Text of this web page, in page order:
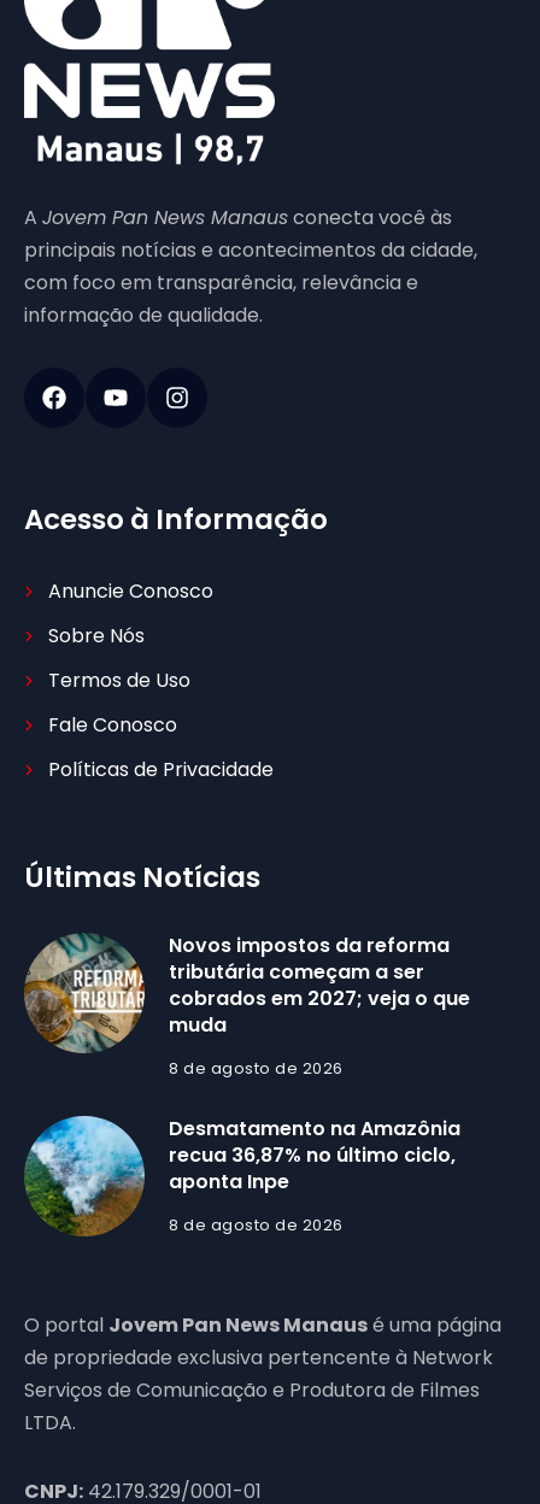
A Jovem Pan News Manausconecta você às
principais notícias e acontecimentos da cidade,
com foco em transparência, relevância e
informação de qualidade.
Acesso à Informação
Anuncie Conosco
Sobre Nós
Termos de Uso
Fale Conosco
Políticas de Privacidade
Últimas Notícias
Novos impostos da reforma
tributária começam a ser
cobrados em 2027; veja o que
muda
8 de agosto de 2026
Desmatamento na Amazônia
recua 36,87% no último ciclo,
aponta Inpe
8 de agosto de 2026
O portal Jovem Pan News Manausé uma página
de propriedade exclusiva pertencente à Network
Serviços de Comunicação e Produtora de Filmes
LTDA.
CNPJ: 42.179.329/0001-01